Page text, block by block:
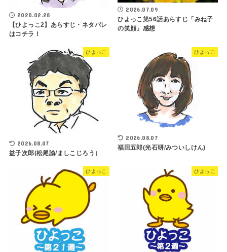
2020.02.28
【ひよっこ2】あらすじ・ネタバレ
はコチラ！
2026.07.09
ひよっこ第56話あらすじ「みね子
の笑顔」感想
ひよっこ
2026.08.07
益子次郎(松尾諭/ましこじろう）
ひよっこ
2026.08.07
福田五郎(光石研/みついしけん)
ひよっこ ひよっこ